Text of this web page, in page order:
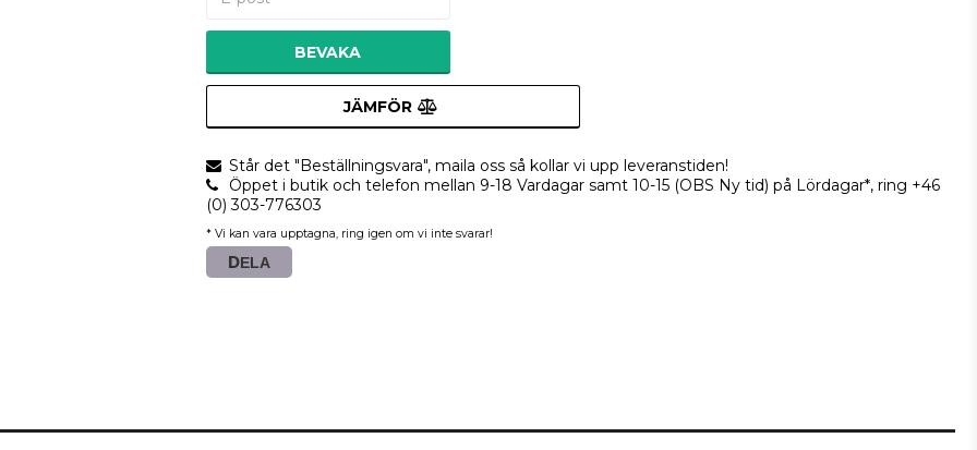
BEVAKA
JÄMFÖR
Står det "Beställningsvara", maila oss så kollar vi upp leveranstiden!
Öppet i butik och telefon mellan 9-18 Vardagar samt 10-15 (OBS Ny tid) på Lördagar*, ring +46
(0) 303-776303
* Vi kan vara upptagna, ring igen om vi inte svarar!
DELA